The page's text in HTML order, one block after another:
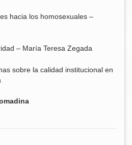
hacia los homosexuales –
– María Teresa Zegada
sobre la calidad institucional en